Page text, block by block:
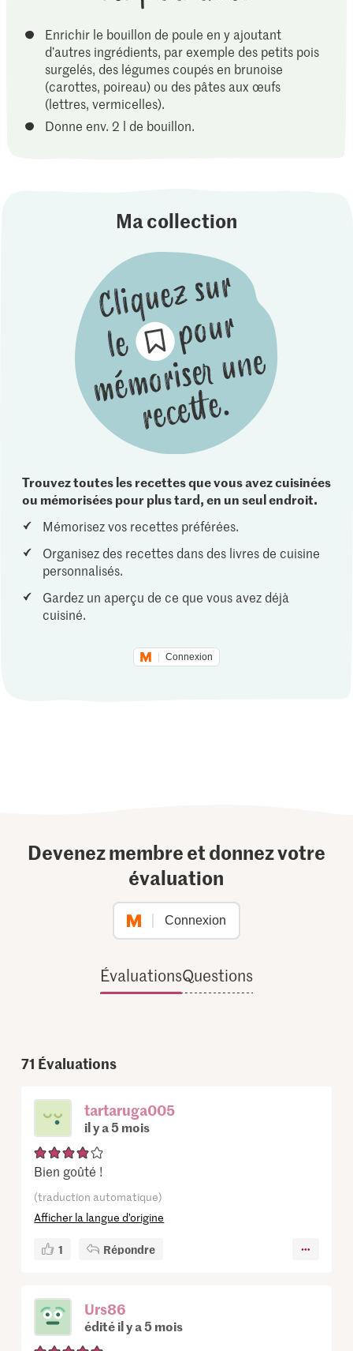
Enrichir le bouillon de poule en y ajoutant
d’autres ingrédients, par exemple des petits pois
surgelés, des légumes coupés en brunoise
(carottes, poireau) ou des pâtes aux œufs
(lettres, vermicelles).
Donne env. 2 l de bouillon.
Ma collection
Trouvez toutes les recettes que vous avez cuisinées
ou mémorisées pour plus tard, en un seul endroit.
Mémorisez vos recettes préférées.
Organisez des recettes dans des livres de cuisine
personnalisés.
Gardez un aperçu de ce que vous avez déjà
cuisiné.
Connexion
Devenez membre et donnez votre
évaluation
Connexion
ÉvaluationsQuestions
71 Évaluations
tartaruga005
il y a 5 mois
Bien goûté !
(traduction automatique)
Afficher la langue d’origine
1 Répondre
Urs86
édité il y a 5 mois